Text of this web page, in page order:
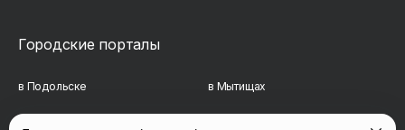
Городские порталы
в Подольске в Мытищах